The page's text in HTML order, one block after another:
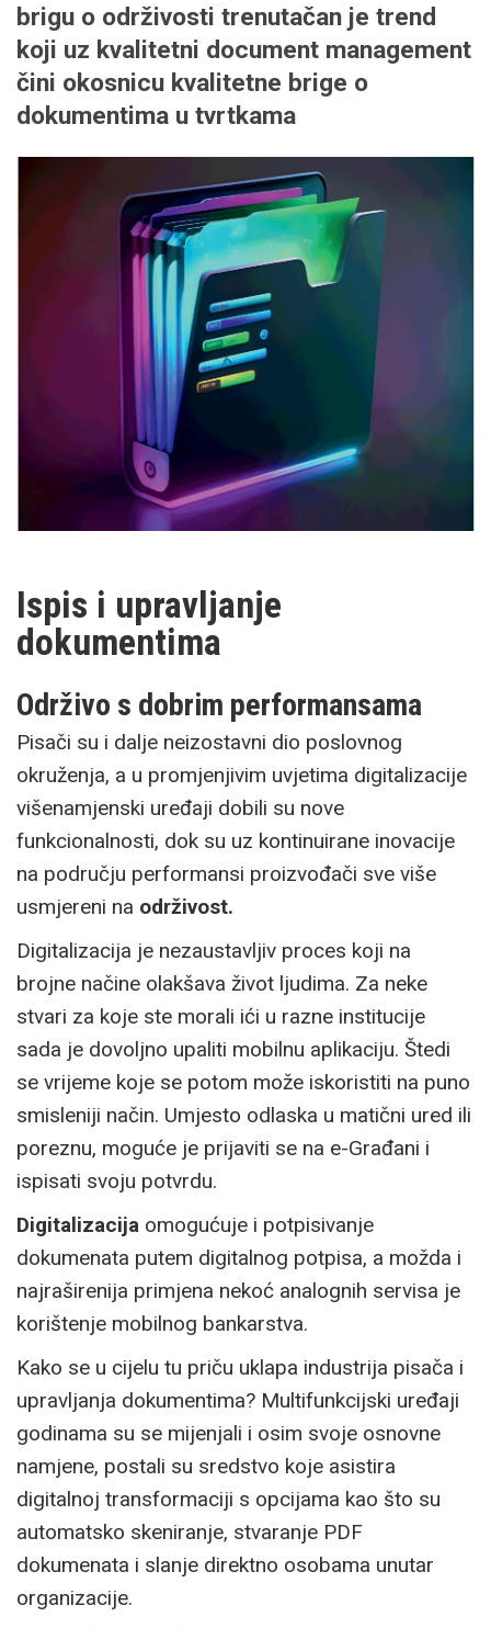
brigu o održivosti trenutačan je trend
koji uz kvalitetni document management
čini okosnicu kvalitetne brige o
dokumentima u tvrtkama
Ispis i upravljanje
dokumentima
Održivo s dobrim performansama
Pisači su i dalje neizostavni dio poslovnog
okruženja, a u promjenjivim uvjetima digitalizacije
višenamjenski uređaji dobili su nove
funkcionalnosti, dok su uz kontinuirane inovacije
na području performansi proizvođači sve više
usmjereni na održivost.
Digitalizacija je nezaustavljiv proces koji na
brojne načine olakšava život ljudima. Za neke
stvari za koje ste morali ići u razne institucije
sada je dovoljno upaliti mobilnu aplikaciju. Štedi
se vrijeme koje se potom može iskoristiti na puno
smisleniji način. Umjesto odlaska u matični ured ili
poreznu, moguće je prijaviti se na e-Građani i
ispisati svoju potvrdu.
Digitalizacija omogućuje i potpisivanje
dokumenata putem digitalnog potpisa, a možda i
najraširenija primjena nekoć analognih servisa je
korištenje mobilnog bankarstva.
Kako se u cijelu tu priču uklapa industrija pisača i
upravljanja dokumentima? Multifunkcijski uređaji
godinama su se mijenjali i osim svoje osnovne
namjene, postali su sredstvo koje asistira
digitalnoj transformaciji s opcijama kao što su
automatsko skeniranje, stvaranje PDF
dokumenata i slanje direktno osobama unutar
organizacije.